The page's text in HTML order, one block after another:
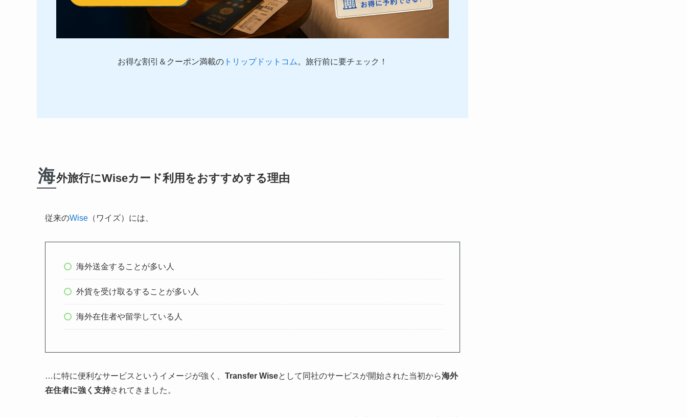
お得な割引＆クーポン満載の トリップドットコム 。旅行前に要チェック！
海外旅行にWiseカード利用をおすすめする理由
従来のWise （ワイズ）には、
海外送金することが多い人
外貨を受け取るすることが多い人
海外在住者や留学している人
…に特に便利なサービスというイメージが強く、 Transfer Wiseとして同社のサービスが開始された当初から海外
在住者に強く支持されてきました。